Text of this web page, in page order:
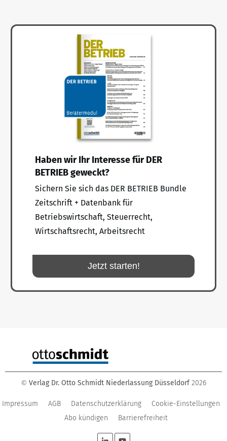
Haben wir Ihr Interesse für DER
BETRIEB geweckt?
Sichern Sie sich das DER BETRIEB Bundle
Zeitschrift + Datenbank für
Betriebswirtschaft, Steuerrecht,
Wirtschaftsrecht, Arbeitsrecht
Jetzt starten!
© Verlag Dr. Otto Schmidt Niederlassung Düsseldorf 2026
Impressum AGB Datenschutzerklärung
Cookie-Einstellungen
Abo kündigen
Barrierefreiheit